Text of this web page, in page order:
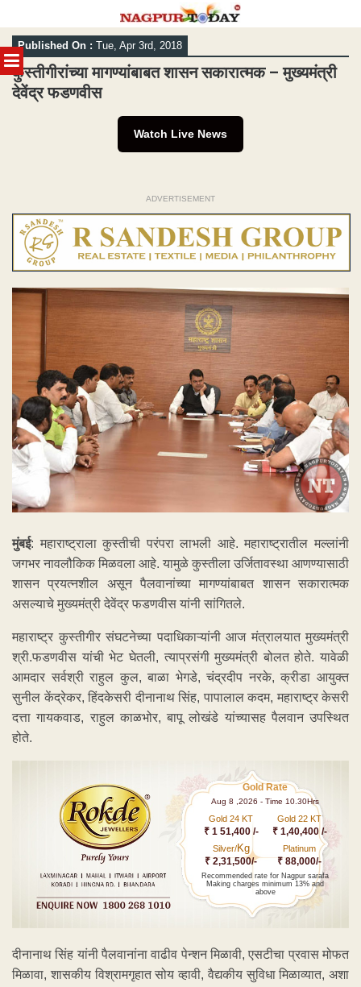
MENU
Skip
to
content
Published On : Tue, Apr 3rd, 2018
कुस्तीगीरांच्या मागण्यांबाबत शासन सकारात्मक – मुख्यमंत्री
देवेंद्र फडणवीस
Watch Live News
ADVERTISEMENT
मुंबई: महाराष्ट्राला कुस्तीची परंपरा लाभली आहे. महाराष्ट्रातील मल्लांनी
जगभर नावलौकिक मिळवला आहे. यामुळे कुस्तीला उर्जितावस्था आणण्यासाठी
शासन प्रयत्नशील असून पैलवानांच्या मागण्यांबाबत शासन सकारात्मक
असल्याचे मुख्यमंत्री देवेंद्र फडणवीस यांनी सांगितले.
महाराष्ट्र कुस्तीगीर संघटनेच्या पदाधिकाऱ्यांनी आज मंत्रालयात मुख्यमंत्री
श्री.फडणवीस यांची भेट घेतली, त्याप्रसंगी मुख्यमंत्री बोलत होते. यावेळी
आमदार सर्वश्री राहुल कुल, बाळा भेगडे, चंद्रदीप नरके, क्रीडा आयुक्त
सुनील केंद्रेकर, हिंदकेसरी दीनानाथ सिंह, पापालाल कदम, महाराष्ट्र केसरी
दत्ता गायकवाड, राहुल काळभोर, बापू लोखंडे यांच्यासह पैलवान उपस्थित
होते.
Gold Rate
Aug 8 ,2026 - Time 10.30Hrs
Gold 24 KT
₹ 1 51,400 /-
Gold 22 KT
₹ 1,40,400 /-
Silver/Kg
₹ 2,31,500/-
Platinum
₹ 88,000/-
Recommended rate for Nagpur sarafa
Making charges minimum 13% and
above
दीनानाथ सिंह यांनी पैलवानांना वाढीव पेन्शन मिळावी, एसटीचा प्रवास मोफत
मिळावा, शासकीय विश्रामगृहात सोय व्हावी, वैद्यकीय सुविधा मिळाव्यात, अशा